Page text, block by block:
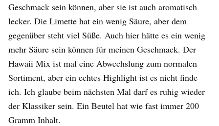
Geschmack sein können, aber sie ist auch aromatisch
lecker. Die Limette hat ein wenig Säure, aber dem
gegenüber steht viel Süße. Auch hier hätte es ein wenig
mehr Säure sein können für meinen Geschmack. Der
Hawaii Mix ist mal eine Abwechslung zum normalen
Sortiment, aber ein echtes Highlight ist es nicht finde
ich. Ich glaube beim nächsten Mal darf es ruhig wieder
der Klassiker sein. Ein Beutel hat wie fast immer 200
Gramm Inhalt.